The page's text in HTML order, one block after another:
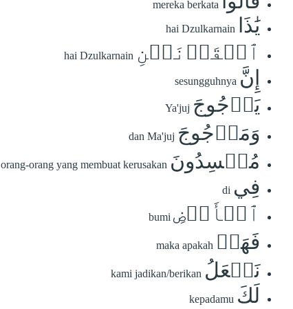
mereka berkata
يَٰذَا hai Dzulkarnain
ٱلۡقَرۡنَيۡنِ hai Dzulkarnain
إِنَّ sesungguhnya
يَأۡجُوجَ Ya'juj
وَمَأۡجُوجَ dan Ma'juj
مُفۡسِدُونَ orang-orang yang membuat kerusakan
فِي di
ٱلۡأَرۡضِ bumi
فَهَلۡ maka apakah
نَجۡعَلُ kami jadikan/berikan
لَكَ kepadamu